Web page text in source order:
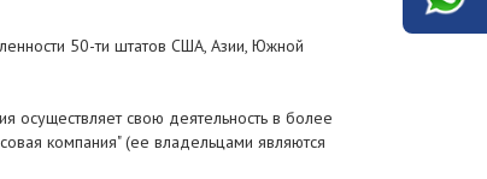
50-ти штатов США, Азии, Южной
осуществляет свою деятельность в более
компания" (ее владельцами являются